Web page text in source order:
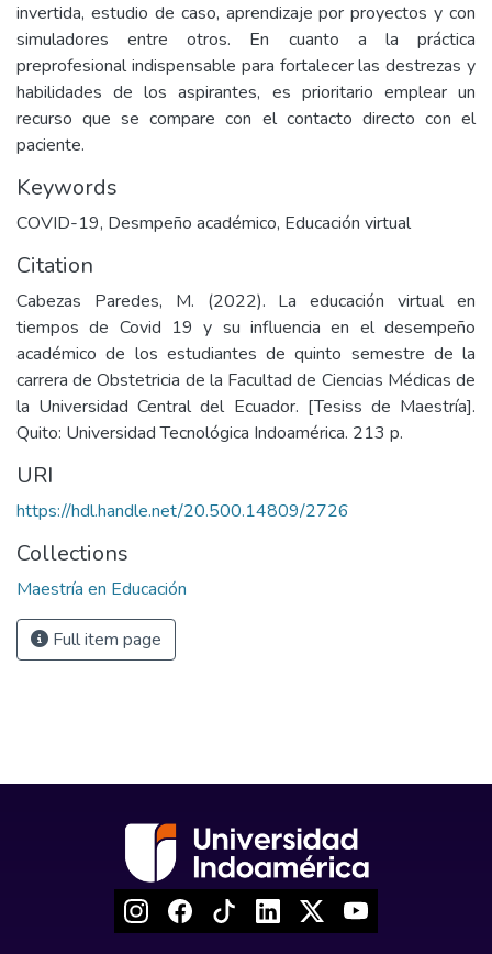
invertida, estudio de caso, aprendizaje por proyectos y con
simuladores entre otros. En cuanto a la práctica
preprofesional indispensable para fortalecer las destrezas y
habilidades de los aspirantes, es prioritario emplear un
recurso que se compare con el contacto directo con el
paciente.
Keywords
COVID-19, Desmpeño académico, Educación virtual
Citation
Cabezas Paredes, M. (2022). La educación virtual en
tiempos de Covid 19 y su influencia en el desempeño
académico de los estudiantes de quinto semestre de la
carrera de Obstetricia de la Facultad de Ciencias Médicas de
la Universidad Central del Ecuador. [Tesiss de Maestría].
Quito: Universidad Tecnológica Indoamérica. 213 p.
URI
https://hdl.handle.net/20.500.14809/2726
Collections
Maestría en Educación
Full item page